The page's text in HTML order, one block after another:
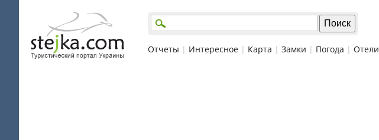
Отчеты | Интересное | Карта | Замки | Погода | Отели